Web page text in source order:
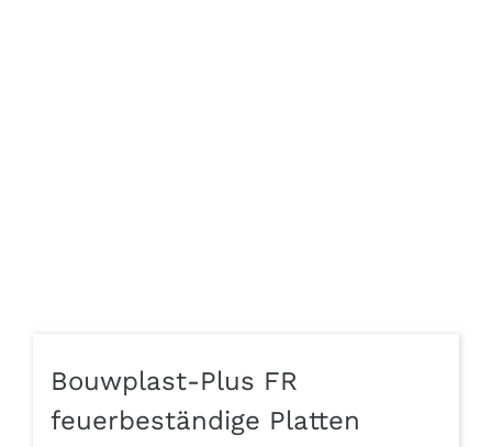
Bouwplast-Plus FR
feuerbeständige Platten